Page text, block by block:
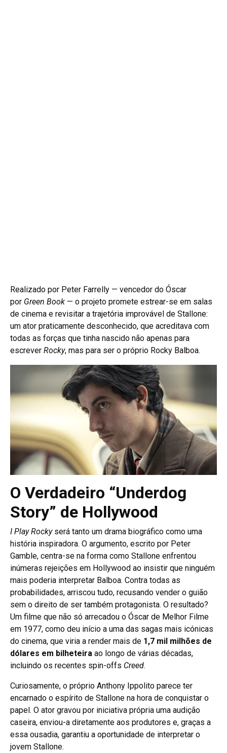
Realizado por Peter Farrelly — vencedor do Óscar
por Green Book — o projeto promete estrear-se em salas
de cinema e revisitar a trajetória improvável de Stallone:
um ator praticamente desconhecido, que acreditava com
todas as forças que tinha nascido não apenas para
escrever Rocky, mas para ser o próprio Rocky Balboa.
O Verdadeiro “Underdog
Story” de Hollywood
I Play Rockyserá tanto um drama biográfico como uma
história inspiradora. O argumento, escrito por Peter
Gamble, centra-se na forma como Stallone enfrentou
inúmeras rejeições em Hollywood ao insistir que ninguém
mais poderia interpretar Balboa. Contra todas as
probabilidades, arriscou tudo, recusando vender o guião
sem o direito de ser também protagonista. O resultado?
Um filme que não só arrecadou o Óscar de Melhor Filme
em 1977, como deu início a uma das sagas mais icónicas
do cinema, que viria a render mais de 1,7 mil milhões de
dólares em bilheteira ao longo de várias décadas,
incluindo os recentes spin-offs Creed.
Curiosamente, o próprio Anthony Ippolito parece ter
encarnado o espírito de Stallone na hora de conquistar o
papel. O ator gravou por iniciativa própria uma audição
caseira, enviou-a diretamente aos produtores e, graças a
essa ousadia, garantiu a oportunidade de interpretar o
jovem Stallone.